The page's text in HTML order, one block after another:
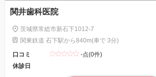
関井歯科医院
茨城県常総市新石下1012-7
関東鉄道 石下駅から840m(車で 3分)
口コミ
-点(0件)
休診日